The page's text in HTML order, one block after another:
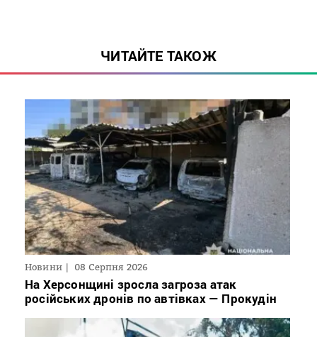
ЧИТАЙТЕ ТАКОЖ
Новини 08 Серпня 2026
На Херсонщині зросла загроза атак
російських дронів по автівках — Прокудін